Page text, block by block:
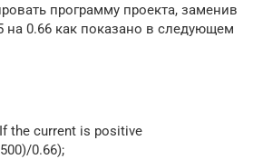
программу проекта, заменив
на 0.66 как показано в следующем
the current is positive
0.66);